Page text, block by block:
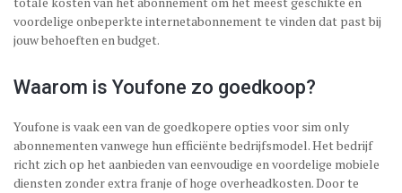
voordelige onbeperkte internetabonnement te vinden dat past bij
jouw behoeften en budget.
Waarom is Youfone zo goedkoop?
Youfone is vaak een van de goedkopere opties voor sim only
abonnementen vanwege hun efficiënte bedrijfsmodel. Het bedrijf
richt zich op het aanbieden van eenvoudige en voordelige mobiele
diensten zonder extra franje of hoge overheadkosten. Door te